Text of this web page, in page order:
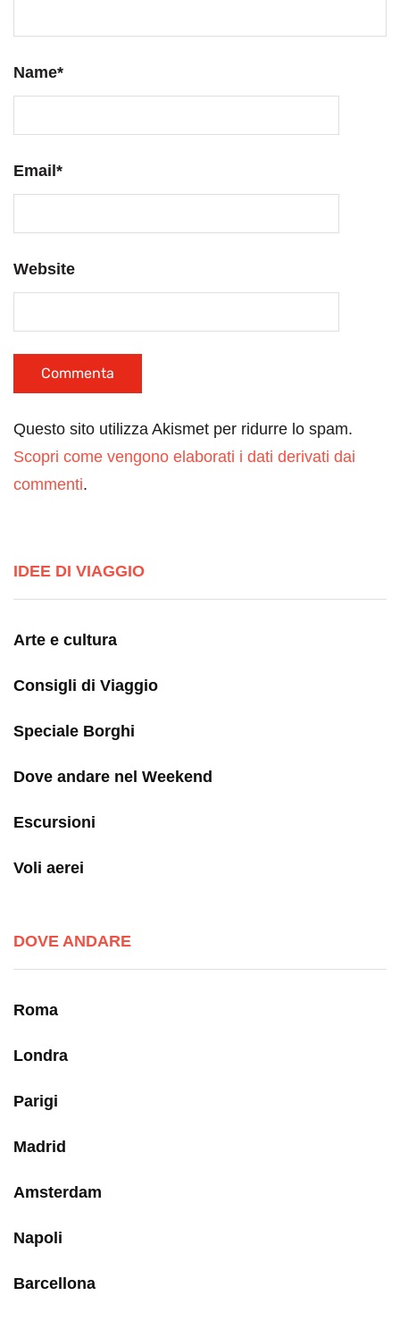
Name*
Email *
Website
Questo sito utilizza Akismet per ridurre lo spam.
Scopri come vengono elaborati i dati derivati dai
commenti.
IDEE DI VIAGGIO
Arte e cultura
Consigli di Viaggio
Speciale Borghi
Dove andare nel Weekend
Escursioni
Voli aerei
DOVE ANDARE
Roma
Londra
Parigi
Madrid
Amsterdam
Napoli
Barcellona